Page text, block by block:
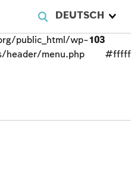
DEUTSCH
public_html/wp-
header/menu.php
103